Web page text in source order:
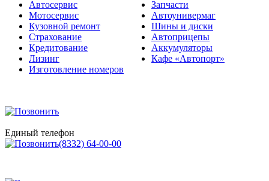
Мотосервис
Кузовной ремонт
Страхование
Кредитование
Лизинг
Изготовление номеров
Автоунивермаг
Шины и диски
Автоприцепы
Аккумуляторы
Кафе «Автопорт»
(8332) 64-00-00